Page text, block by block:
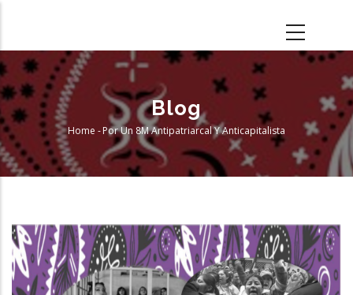
main
content
Blog
Breadcrumb
Home -Por Un 8M Antipatriarcal Y Anticapitalista